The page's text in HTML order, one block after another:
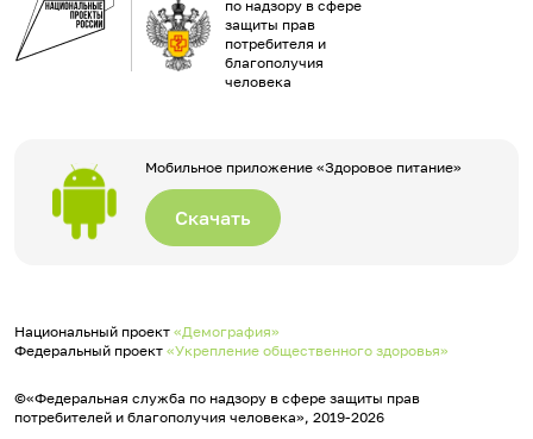
по надзору в сфере
защиты прав
потребителя и
благополучия
человека
Мобильное приложение «Здоровое питание»
Скачать
Национальный проект «Демография»
Федеральный проект «Укрепление общественного здоровья»
©«Федеральная служба по надзору в сфере защиты прав
потребителей и благополучия человека», 2019-2026